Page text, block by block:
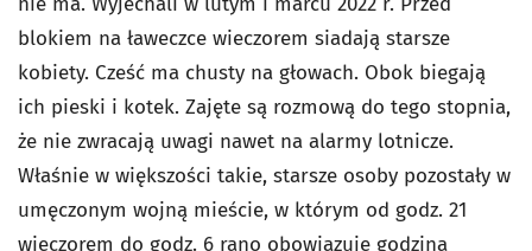
blokiem na ławeczce wieczorem siadają starsze
kobiety. Cześć ma chusty na głowach. Obok biegają
ich pieski i kotek. Zajęte są rozmową do tego stopnia,
że nie zwracają uwagi nawet na alarmy lotnicze.
Właśnie w większości takie, starsze osoby pozostały w
umęczonym wojną mieście, w którym od godz. 21
wieczorem do godz. 6 rano obowiązuje godzina